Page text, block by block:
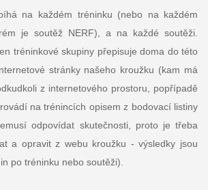
na každém tréninku (nebo na každém
je soutěž NERF), a na každé soutěži.
tréninkové skupiny přepisuje doma do této
stránky našeho kroužku (kam má
z internetového prostoru, popřípadě
na trénincích opisem z bodovací listiny
odpovídat skutečnosti, proto je třeba
a opravit z webu kroužku - výsledky jsou
po tréninku nebo soutěži).